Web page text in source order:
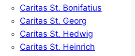
Caritas St. Bonifatius
Caritas St. Georg
Caritas St. Hedwig
Caritas St. Heinrich